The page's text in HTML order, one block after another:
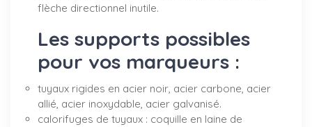
flèche directionnel inutile.
Les supports possibles
pour vos marqueurs :
tuyaux rigides en acier noir, acier carbone, acier
allié, acier inoxydable, acier galvanisé.
calorifuges de tuyaux : coquille en laine de